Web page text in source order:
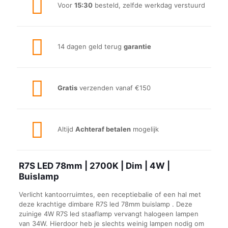
Voor 15:30 besteld, zelfde werkdag verstuurd
14 dagen geld terug garantie
Gratis verzenden vanaf €150
Altijd Achteraf betalen mogelijk
R7S LED 78mm | 2700K | Dim | 4W |
Buislamp
Verlicht kantoorruimtes, een receptiebalie of een hal met
deze krachtige dimbare R7S led 78mm buislamp . Deze
zuinige 4W R7S led staaflamp vervangt halogeen lampen
van 34W. Hierdoor heb je slechts weinig lampen nodig om